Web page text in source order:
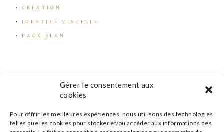
Gérer le consentement aux
cookies
Pour offrir les meilleures expériences, nous utilisons des technologies
telles que les cookies pour stocker et/ou accéder aux informations des
CRÉATION
IDENTITÉ VISUELLE
PACK ELAN